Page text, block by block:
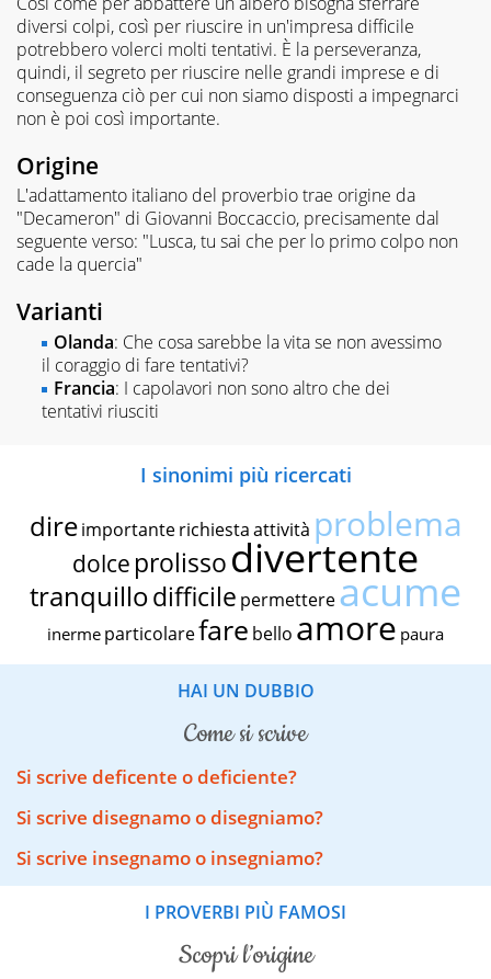
diversi colpi, così per riuscire in un'impresa difficile
potrebbero volerci molti tentativi. È la perseveranza,
quindi, il segreto per riuscire nelle grandi imprese e di
conseguenza ciò per cui non siamo disposti a impegnarci
non è poi così importante.
Origine
L'adattamento italiano del proverbio trae origine da
"Decameron" di Giovanni Boccaccio, precisamente dal
seguente verso: "Lusca, tu sai che per lo primo colpo non
cade la quercia"
Varianti
Olanda: Che cosa sarebbe la vita se non avessimo
il coraggio di fare tentativi?
Francia: I capolavori non sono altro che dei
tentativi riusciti
I sinonimi più ricercati
dire importante richiestaattività problema
dolce prolissodivertente
tranquillodifficile permettereacume
inerme particolarefare bello amore paura
HAI UN DUBBIO
come si scrive
Si scrive deficente o deficiente?
Si scrive disegnamo o disegniamo?
Si scrive insegnamo o insegniamo?
I PROVERBI PIÙ FAMOSI
scopri l’origine